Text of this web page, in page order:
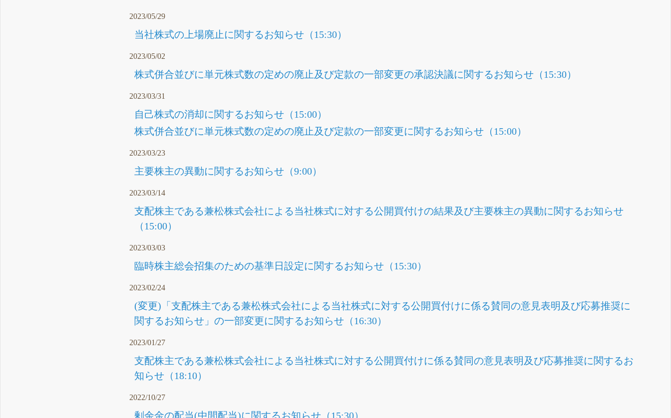
2023/05/29
当社株式の上場廃止に関するお知らせ（15:30）
2023/05/02
株式併合並びに単元株式数の定めの廃止及び定款の一部変更の承認決議に関するお知らせ（15:30）
2023/03/31
自己株式の消却に関するお知らせ（15:00）
株式併合並びに単元株式数の定めの廃止及び定款の一部変更に関するお知らせ（15:00）
2023/03/23
主要株主の異動に関するお知らせ（9:00）
2023/03/14
支配株主である兼松株式会社による当社株式に対する公開買付けの結果及び主要株主の異動に関するお知らせ
（15:00）
2023/03/03
臨時株主総会招集のための基準日設定に関するお知らせ（15:30）
2023/02/24
(変更)「支配株主である兼松株式会社による当社株式に対する公開買付けに係る賛同の意見表明及び応募推奨に
関するお知らせ」の一部変更に関するお知らせ（16:30）
2023/01/27
支配株主である兼松株式会社による当社株式に対する公開買付けに係る賛同の意見表明及び応募推奨に関するお
知らせ（18:10）
2022/10/27
剰余金の配当(中間配当)に関するお知らせ（15:30）